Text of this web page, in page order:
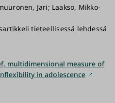
Jari; Laakso, Mikko-
tieteellisessä lehdessä
multidimensional measure of
in adolescence